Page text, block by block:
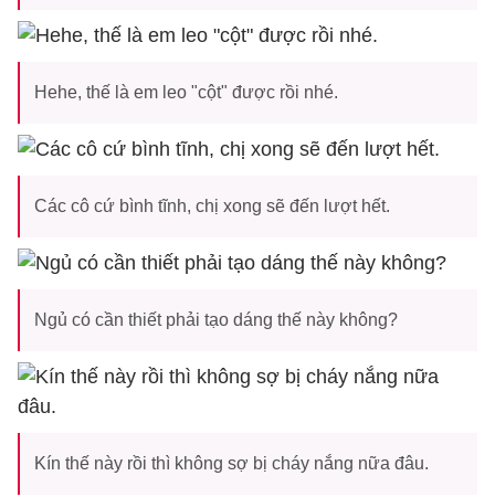
Hehe, thế là em leo "cột" được rồi nhé.
Các cô cứ bình tĩnh, chị xong sẽ đến lượt hết.
Ngủ có cần thiết phải tạo dáng thế này không?
Kín thế này rồi thì không sợ bị cháy nắng nữa đâu.